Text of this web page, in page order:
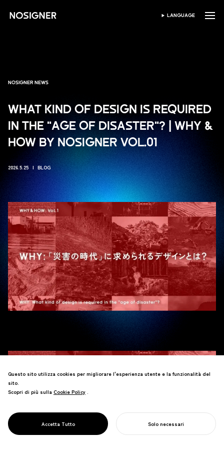
HOME SELEZIONA LINGUA
LANGUAGE
NOSIGNER NEWS
WHAT KIND OF DESIGN IS REQUIRED
IN THE "AGE OF DISASTER"? | WHY &
HOW BY NOSIGNER VOL.01
2026.5.25 BLOG
Questo sito utilizza cookies per migliorare l'esperienza utente e la funzionalità del
sito.
Scopri di più sulla Cookie Policy
Cookie Policy .
Accetta Tutto Solo necessari